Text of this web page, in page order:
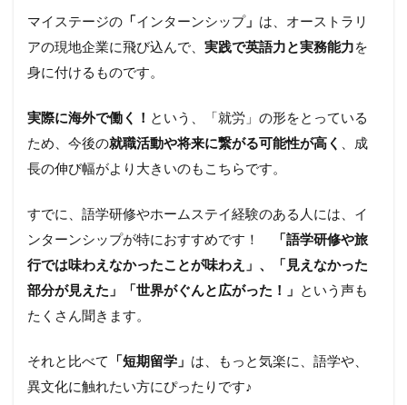
マイステージの 「インターンシップ」 は、オーストラリ
アの現地企業に飛び込んで、 実践で英語力と実務能力を
身に付けるものです。
実際に海外で働く！ という、「就労」の形をとっている
ため、今後の就職活動や将来に繋がる可能性が高く
、成
長の伸び幅がより大きいのもこちらです。
すでに、語学研修やホームステイ経験のある人には、イ
ンターンシップが特におすすめです！
「語学研修や旅
行では味わえなかったことが味わえ」、「見えなかった
部分が見えた」「世界がぐんと広がった！」 という声も
たくさん聞きます。
それと比べて 「短期留学」 は、もっと気楽に、語学や、
異文化に触れたい方にぴったりです♪